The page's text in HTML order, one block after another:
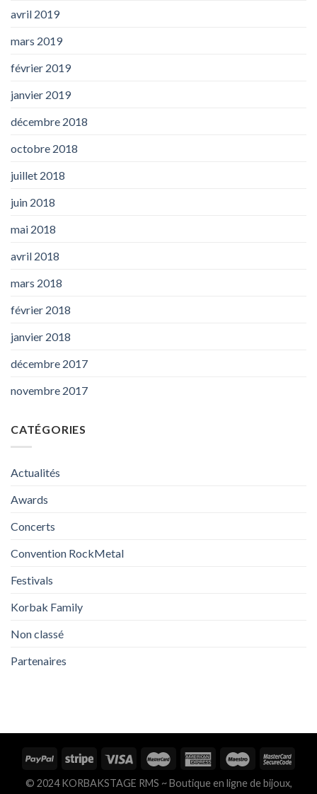
avril 2019
mars 2019
février 2019
janvier 2019
décembre 2018
octobre 2018
juillet 2018
juin 2018
mai 2018
avril 2018
mars 2018
février 2018
janvier 2018
décembre 2017
novembre 2017
CATÉGORIES
Actualités
Awards
Concerts
Convention RockMetal
Festivals
Korbak Family
Non classé
Partenaires
© 2024 KORBAKSTAGE RMS ~ Boutique en ligne de bijoux,